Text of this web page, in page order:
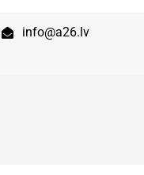
info@a26.lv